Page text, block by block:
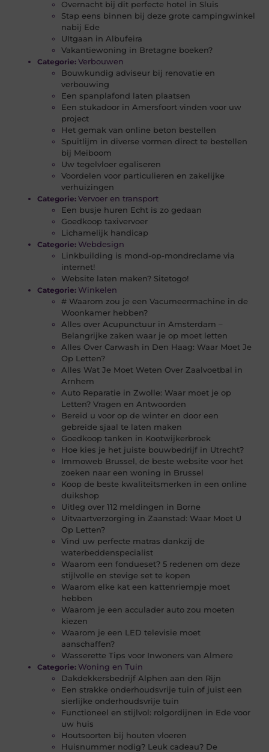
Overnacht bij dit perfecte hotel in Sluis
Stap eens binnen bij deze grote campingwinkel
nabij Ede
UItgaan in Albufeira
Vakantiewoning in Bretagne boeken?
Categorie: Verbouwen
Bouwkundig adviseur bij renovatie en
verbouwing
Een spanplafond laten plaatsen
Een stukadoor in Amersfoort vinden voor uw
project
Het gemak van online beton bestellen
Spuitlijm in diverse vormen direct te bestellen
bij Meiboom
Uw tegelvloer egaliseren
Voordelen voor particulieren en zakelijke
verhuizingen
Categorie: Vervoer en transport
Een busje huren Echt is zo gedaan
Goedkoop taxivervoer
Lichamelijk handicap
Categorie: Webdesign
Linkbuilding is mond-op-mondreclame via
internet!
Website laten maken? Sitetogo!
Categorie: Winkelen
# Waarom zou je een Vacumeermachine in de
Woonkamer hebben?
Alles over Acupunctuur in Amsterdam –
Belangrijke zaken waar je op moet letten
Alles Over Carwash in Den Haag: Waar Moet Je
Op Letten?
Alles Wat Je Moet Weten Over Zaalvoetbal in
Arnhem
Auto Reparatie in Zwolle: Waar moet je op
Letten? Vragen en Antwoorden
Bereid u voor op de winter en door een
gebreide sjaal te laten maken
Goedkoop tanken in Kootwijkerbroek
Hoe kies je het juiste bouwbedrijf in Utrecht?
Immoweb Brussel, de beste website voor het
zoeken naar een woning in Brussel
Koop de beste kwaliteitsmerken in een online
duikshop
Uitleg over 112 meldingen in Borne
Uitvaartverzorging in Zaanstad: Waar Moet U
Op Letten?
Vind uw perfecte matras dankzij de
waterbeddenspecialist
Waarom een fondueset? 5 redenen om deze
stijlvolle en stevige set te kopen
Waarom elke kat een kattenriempje moet
hebben
Waarom je een acculader auto zou moeten
kiezen
Waarom je een LED televisie moet
aanschaffen?
Wasserette Tips voor Inwoners van Almere
Categorie: Woning en Tuin
Dakdekkersbedrijf Alphen aan den Rijn
Een strakke onderhoudsvrije tuin of juist een
sierlijke onderhoudsvrije tuin
Functioneel en stijlvol: rolgordijnen in Ede voor
uw huis
Houtsoorten bij houten vloeren
Huisnummer nodig? Leuk cadeau? De